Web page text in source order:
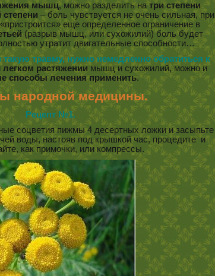
мышц, можно разделить натри степени
степени – боль чувствуется не очень сильная, при
еще определенное ограничение в
(разрыв мышц, или сухожилий) боль будет
утратит двигательные способности…
такую травму, нужно немедленно обратиться к
легком растяжении мышц и сухожилий, можно и
способы лечения применить.
народной медицины.
Рецепт №1.
соцветия пижмы 4 десертных ложки и засыпьте
воды, настояв под крышкой час, процедите и
как примочки, или компрессы.